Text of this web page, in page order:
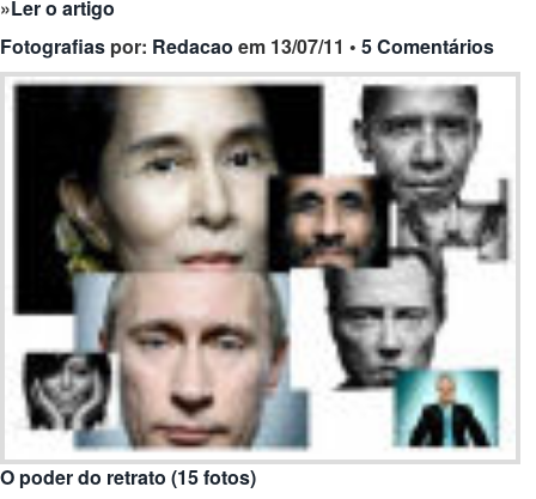
»Ler o artigo
Fotografias por: Redacao em 13/07/11 • 5 Comentários
O poder do retrato (15 fotos)